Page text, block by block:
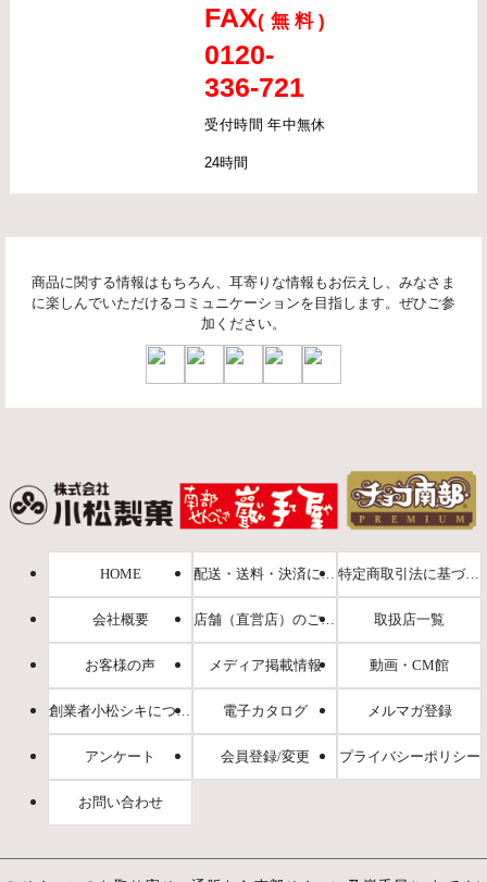
FAX(無料)
0120-
336-721
受付時間 年中無休
24時間
商品に関する情報はもちろん、耳寄りな情報もお伝えし、みなさま
に楽しんでいただけるコミュニケーションを目指します。ぜひご参
加ください。
HOME 配送・送料・決済について 特定商取引法に基づく表示
会社概要 店舗（直営店）のご案内 取扱店一覧
お客様の声 メディア掲載情報 動画・CM館
創業者小松シキについて 電子カタログ メルマガ登録
アンケート 会員登録/変更 プライバシーポリシー
お問い合わせ